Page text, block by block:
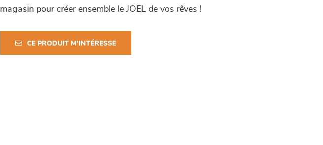
magasin pour créer ensemble le JOEL de vos rêves !
CE PRODUIT M'INTÉRESSE